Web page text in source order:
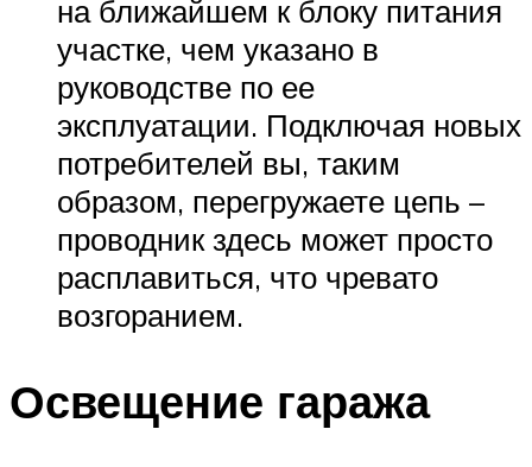
на ближайшем к блоку питания
участке, чем указано в
руководстве по ее
эксплуатации. Подключая новых
потребителей вы, таким
образом, перегружаете цепь –
проводник здесь может просто
расплавиться, что чревато
возгоранием.
Освещение гаража